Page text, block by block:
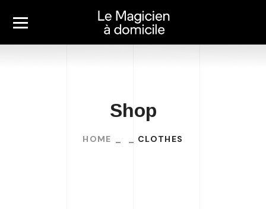
Shop
HOME CLOTHES